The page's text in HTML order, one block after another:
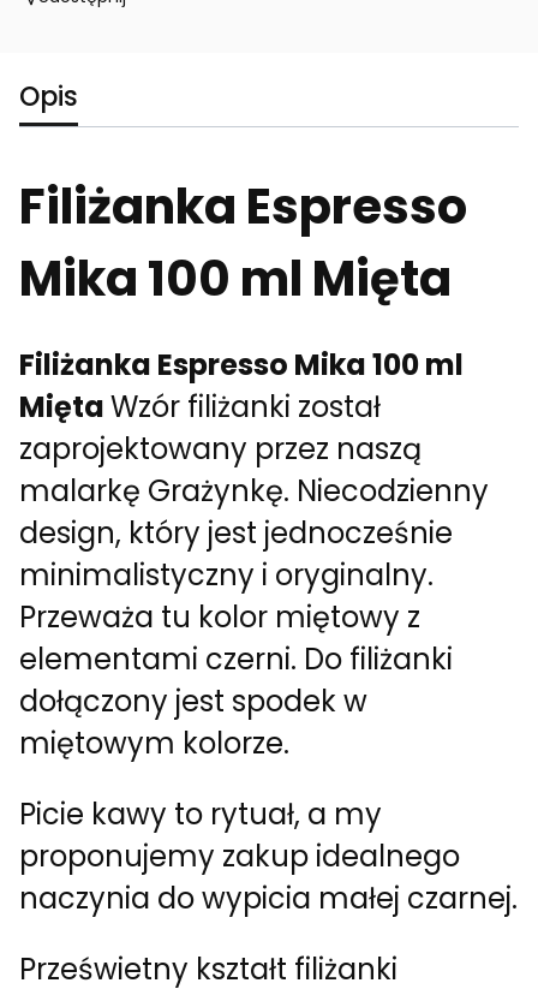
Opis
Filiżanka Espresso
Mika 100 ml Mięta
Filiżanka Espresso Mika 100 ml
MiętaWzór filiżanki został
zaprojektowany przez naszą
malarkę Grażynkę. Niecodzienny
design, który jest jednocześnie
minimalistyczny i oryginalny.
Przeważa tu kolor miętowy z
elementami czerni. Do filiżanki
dołączony jest spodek w
miętowym kolorze.
Picie kawy to rytuał, a my
proponujemy zakup idealnego
naczynia do wypicia małej czarnej.
Prześwietny kształt filiżanki